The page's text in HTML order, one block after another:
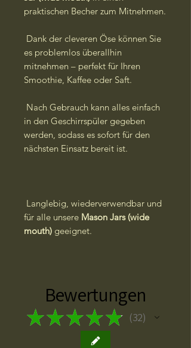
praktischen Becher zum Mitnehmen.
Dank der cleveren Öse können Sie
es problemlos überallhin
mitnehmen – perfekt für Ihren
Smoothie, Kaffee oder Saft.
Nach Gebrauch kann alles einfach
in den Geschirrspüler gegeben
werden, sodass es sofort für den
nächsten Einsatz bereit ist.
Langlebig, wiederverwendbar und
für alle unsere Mason Jars (wide
mouth) geeignet.
Bewertungen
★★★★★ 32
32